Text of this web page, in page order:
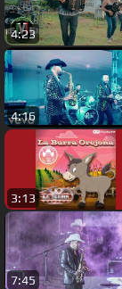
4:23
4:16
3:13
7:45